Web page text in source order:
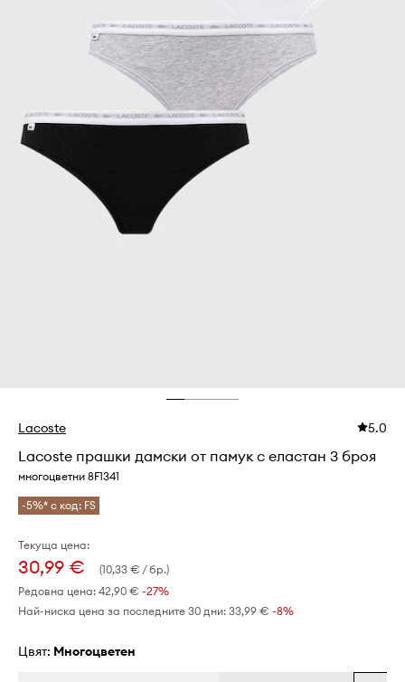
Lacoste 5.0
Lacoste прашки дамски от памук с еластан 3 броя
многоцветни 8F1341
-5%* с код: FS
Текуща цена:
30,99 €
(10,33 € / бр.)
Редовна цена: 42,90 € -27%
Най-ниска цена за последните 30 дни: 33,99 € -8%
Цвят: многоцветен